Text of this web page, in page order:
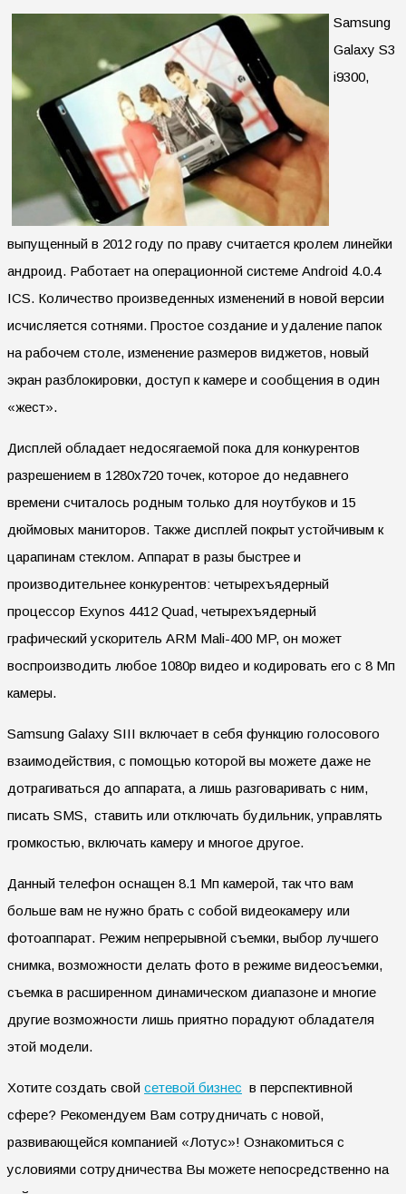
Samsung
Galaxy S3
i9300,
выпущенный в 2012 году по праву считается кролем линейки
андроид. Работает на операционной системе Android 4.0.4
ICS. Количество произведенных изменений в новой версии
исчисляется сотнями. Простое создание и удаление папок
на рабочем столе, изменение размеров виджетов, новый
экран разблокировки, доступ к камере и сообщения в один
«жест».
Дисплей обладает недосягаемой пока для конкурентов
разрешением в 1280х720 точек, которое до недавнего
времени считалось родным только для ноутбуков и 15
дюймовых маниторов. Также дисплей покрыт устойчивым к
царапинам стеклом. Аппарат в разы быстрее и
производительнее конкурентов: четырехъядерный
процессор Exynos 4412 Quad, четырехъядерный
графический ускоритель ARM Mali-400 MP, он может
воспроизводить любое 1080р видео и кодировать его с 8 Мп
камеры.
Samsung Galaxy SIII включает в себя функцию голосового
взаимодействия, с помощью которой вы можете даже не
дотрагиваться до аппарата, а лишь разговаривать с ним,
писать SMS, ставить или отключать будильник, управлять
громкостью, включать камеру и многое другое.
Данный телефон оснащен 8.1 Мп камерой, так что вам
больше вам не нужно брать с собой видеокамеру или
фотоаппарат. Режим непрерывной съемки, выбор лучшего
снимка, возможности делать фото в режиме видеосъемки,
съемка в расширенном динамическом диапазоне и многие
другие возможности лишь приятно порадуют обладателя
этой модели.
Хотите создать свой сетевой бизнес в перспективной
сфере? Рекомендуем Вам сотрудничать с новой,
развивающейся компанией «Лотус»! Ознакомиться с
условиями сотрудничества Вы можете непосредственно на